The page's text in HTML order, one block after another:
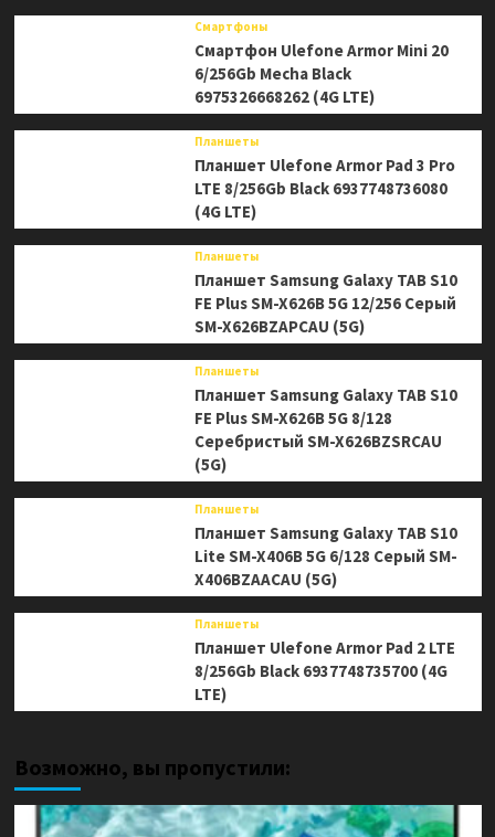
Смартфоны
Смартфон Ulefone Armor Mini 20
6/256Gb Mecha Black
6975326668262 (4G LTE)
Планшеты
Планшет Ulefone Armor Pad 3 Pro
LTE 8/256Gb Black 6937748736080
(4G LTE)
Планшеты
Планшет Samsung Galaxy TAB S10
FE Plus SM-X626B 5G 12/256 Серый
SM-X626BZAPCAU (5G)
Планшеты
Планшет Samsung Galaxy TAB S10
FE Plus SM-X626B 5G 8/128
Серебристый SM-X626BZSRCAU
(5G)
Планшеты
Планшет Samsung Galaxy TAB S10
Lite SM-X406B 5G 6/128 Серый SM-
X406BZAACAU (5G)
Планшеты
Планшет Ulefone Armor Pad 2 LTE
8/256Gb Black 6937748735700 (4G
LTE)
Возможно, вы пропустили: